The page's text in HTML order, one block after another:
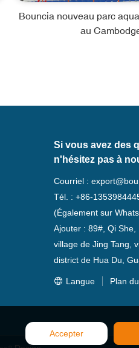
Bouncia nouveau parc
au
Si vous avez des
n'hésitez pas à
Courriel :
Tél. : +86-
(Également sur
Ajouter : 89#, Qi
village de Jing Tang,
district de Hua Du,
Langue Plan
Accepter